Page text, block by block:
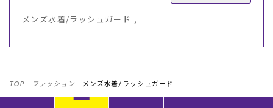
メンズ水着/ラッシュガード ,
TOP ファッション メンズ水着/ラッシュガード